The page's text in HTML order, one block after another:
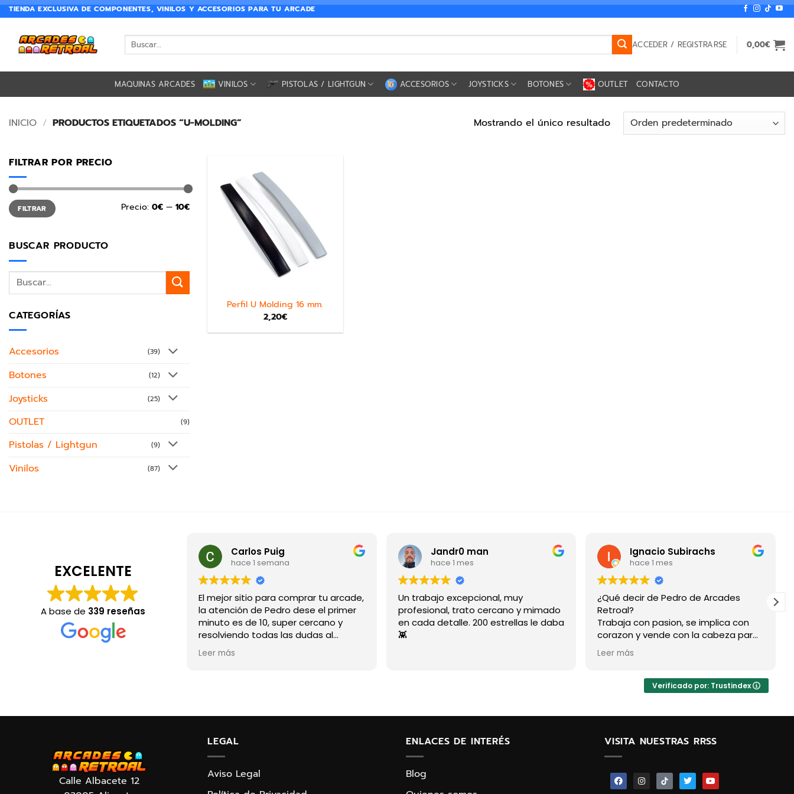
TIENDA EXCLUSIVA DE COMPONENTES, VINILOS Y ACCESORIOS PARA TU ARCADE
ACCEDER / REGISTRARSE 0,00€
MAQUINAS ARCADES VINILOS PISTOLAS / LIGHTGUN ACCESORIOS JOYSTICKS BOTONES OUTLET CONTACTO
INICIO / PRODUCTOS ETIQUETADOS “U-MOLDING” Mostrando el único resultado
FILTRAR POR PRECIO
FILTRAR Precio: 0€ — 10€
BUSCAR PRODUCTO
CATEGORÍAS
Accesorios (39)
Botones (12)
Joysticks (25)
OUTLET (9)
Pistolas / Lightgun (9)
Vinilos (87)
Perfil U Molding 16 mm.
2,20€
EXCELENTE
A base de 339 reseñas
Carlos Puig
hace 1 semana
El mejor sitio para comprar tu arcade,
la atención de Pedro dese el primer
minuto es de 10, super cercano y
resolviendo todas las dudas al
momento. Se nota que disfruta con
lo que hace y te aconseja como a un
verdadero placer tratar con Pedro.
Respecto a la arcade, no puedo
estar más contento, el acabado es
Leer más
Jandr0 man
hace 1 mes
Un trabajo excepcional, muy
profesional, trato cercano y mimado
en cada detalle. 200 estrellas le daba
👾
Ignacio Subirachs
hace 1 mes
¿Qué decir de Pedro de Arcades
Retroal?
Trabaja con pasion, se implica con
corazon y vende con la cabeza para
que no compres lo que no necesitas.
Se convierte en alguien que busca tu
nuestra infancia. Si quieres una
Arcade y no vas a él...te arrenpentirás
Leer más
Verificado por: Trustindex
Calle Albacete 12
LEGAL
Aviso Legal
ENLACES DE INTERÉS
Blog
VISITA NUESTRAS RRSS